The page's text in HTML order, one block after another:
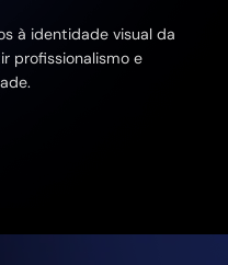
à identidade visual da
profissionalismo e